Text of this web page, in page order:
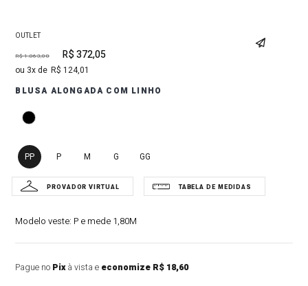
OUTLET
R$ 1.063,00 R$372,05
3 R$ 124,01
BLUSA ALONGADA COM LINHO
PP P M G GG
Modelo veste: P e mede 1,80M
Pague no Pixà vista e economize R$ 18,60